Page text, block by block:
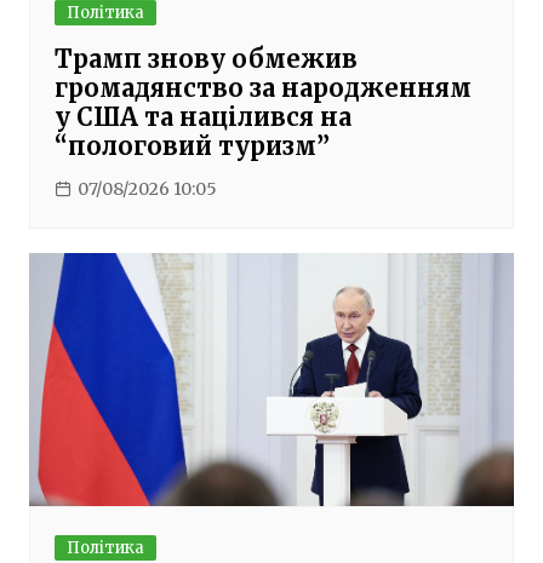
Політика
Трамп знову обмежив
громадянство за народженням
у США та націлився на
“пологовий туризм”
07/08/2026 10:05
Політика